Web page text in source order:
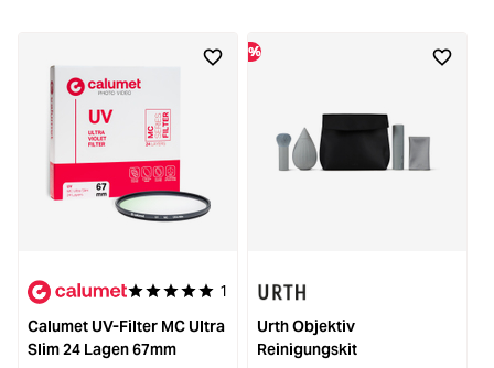
Durchschnittliche Bewertung von 5 von 5 Sternen
1
Calumet UV-Filter MC Ultra
Slim 24 Lagen 67mm
%
Urth Objektiv
Reinigungskit